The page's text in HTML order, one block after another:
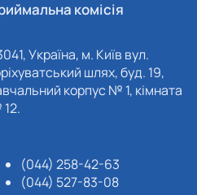
комісія
Україна, м. Київ вул.
шлях, буд. 19,
корпус № 1, кімната
(044) 258-42-63
(044) 527-83-08